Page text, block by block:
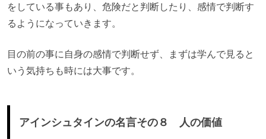
をしている事もあり、危険だと判断したり、感情で判断す
るようになっていきます。
目の前の事に自身の感情で判断せず、まずは学んで見ると
いう気持ちも時には大事です。
アインシュタインの名言その８ 人の価値